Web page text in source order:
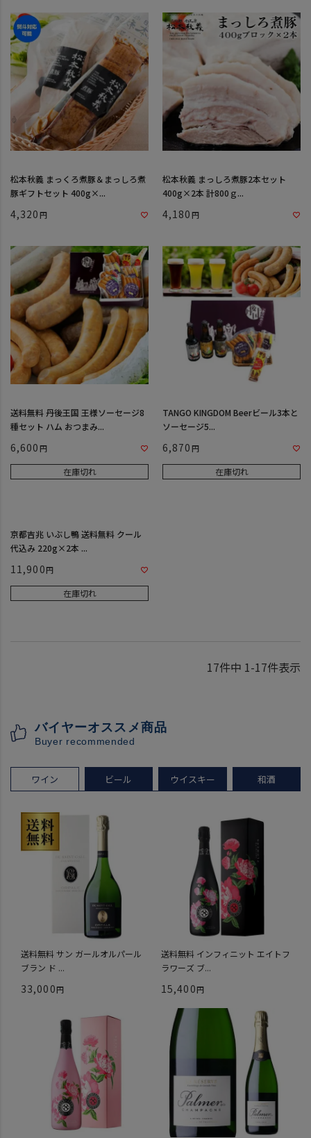
松本秋義 まっくろ煮豚＆まっしろ煮
豚ギフトセット 400g×...
4,320
松本秋義 まっしろ煮豚2本セット
400g×2本 計800ｇ...
4,180
送料無料 丹後王国 王様ソーセージ8
種セット ハム おつまみ...
6,600
在庫切れ
TANGO KINGDOM Beerビール3本と
ソーセージ5...
6,870
在庫切れ
京都吉兆 いぶし鴨 送料無料 クール
代込み 220g×2本 ...
11,900
在庫切れ
17件中 1-17件表示
バイヤーオススメ商品
Buyer recommended
ワイン ビール ウイスキー 和酒
送料無料 サン ガールオルパール
ブラン ド ...
33,000
送料無料 インフィニット エイトフ
ラワーズ ブ...
15,400